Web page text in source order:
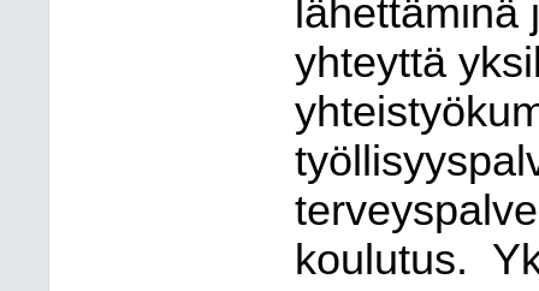
lähettäminä
yhteyttä
koulutus.